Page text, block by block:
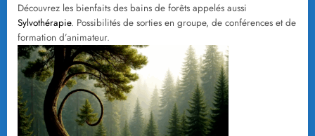
Découvrez les bienfaits des bains de forêts appelés aussi
Sylvothérapie. Possibilités de sorties en groupe, de conférences et de
formation d’animateur.